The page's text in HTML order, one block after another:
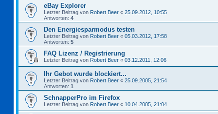
eBay Explorer
Letzter Beitrag von Robert Beer « 25.09.2012, 10:55
Antworten: 4
Den Energiesparmodus testen
Letzter Beitrag von Robert Beer « 05.03.2012, 17:58
Antworten: 5
FAQ Lizenz / Registrierung
Letzter Beitrag von Robert Beer « 03.12.2011, 12:06
Ihr Gebot wurde blockiert...
Letzter Beitrag von Robert Beer « 25.09.2005, 21:54
Antworten: 1
SchnapperPro im Firefox
Letzter Beitrag von Robert Beer « 10.04.2005, 21:04